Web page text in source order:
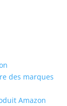
des marques
Amazon